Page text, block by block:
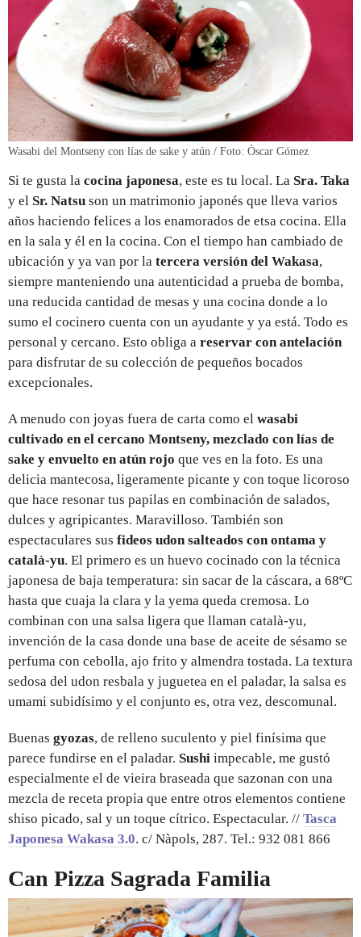
Wasabi del Montseny con lías de sake y atún / Foto: Òscar Gómez
Si te gusta la cocina japonesa, este es tu local. La Sra. Taka
y el Sr. Natsu son un matrimonio japonés que lleva varios
años haciendo felices a los enamorados de etsa cocina. Ella
en la sala y él en la cocina. Con el tiempo han cambiado de
ubicación y ya van por la tercera versión del Wakasa,
siempre manteniendo una autenticidad a prueba de bomba,
una reducida cantidad de mesas y una cocina donde a lo
sumo el cocinero cuenta con un ayudante y ya está. Todo es
personal y cercano. Esto obliga a reservar con antelación
para disfrutar de su colección de pequeños bocados
excepcionales.
A menudo con joyas fuera de carta como el wasabi
cultivado en el cercano Montseny, mezclado con lías de
sake y envuelto en atún rojo que ves en la foto. Es una
delicia mantecosa, ligeramente picante y con toque licoroso
que hace resonar tus papilas en combinación de salados,
dulces y agripicantes. Maravilloso. También son
espectaculares sus fideos udon salteados con ontama y
català-yu. El primero es un huevo cocinado con la técnica
japonesa de baja temperatura: sin sacar de la cáscara, a 68ºC
hasta que cuaja la clara y la yema queda cremosa. Lo
combinan con una salsa ligera que llaman català-yu,
invención de la casa donde una base de aceite de sésamo se
perfuma con cebolla, ajo frito y almendra tostada. La textura
sedosa del udon resbala y juguetea en el paladar, la salsa es
umami subidísimo y el conjunto es, otra vez, descomunal.
Buenas gyozas, de relleno suculento y piel finísima que
parece fundirse en el paladar. Sushi impecable, me gustó
especialmente el de vieira braseada que sazonan con una
mezcla de receta propia que entre otros elementos contiene
shiso picado, sal y un toque cítrico. Espectacular. // Tasca
Japonesa Wakasa 3.0. c/ Nàpols, 287. Tel.: 932 081 866
Can Pizza Sagrada Familia